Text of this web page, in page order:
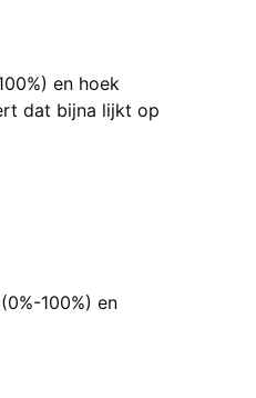
en hoek
dat bijna lijkt op
100%) en